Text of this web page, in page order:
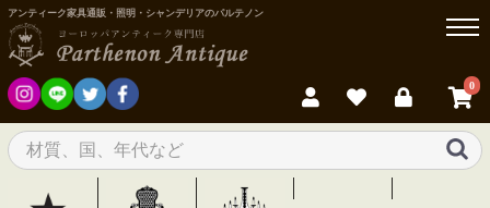
アンティーク家具通販・照明・シャンデリアのパルテノン
0